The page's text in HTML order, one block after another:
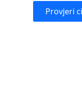
Provjeri